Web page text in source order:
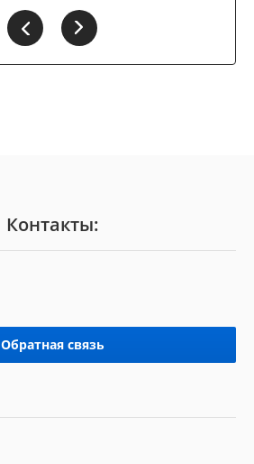
Контакты:
Обратная связь